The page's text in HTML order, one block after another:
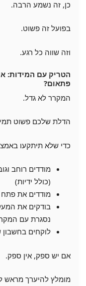
כן, זה נשמע הרבה.
בפועל זה פשוט.
וזה שווה כל רגע.
הטריק עם המידות:
פתאום?
המקרר לא גדל.
הדלת שלכם פשוט
כדי שלא תיתקעו
מודדים רוחב
(כולל ידיות)
מודדים את פתח
בודקים את
נסגרת עם
לוקחים
אם יש ספק, אין ספק.
מומלץ להיערך מראש